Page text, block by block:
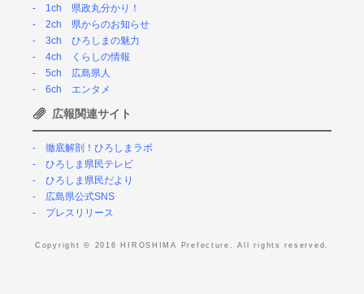
1ch 県政丸分かり！
2ch 県からのお知らせ
3ch ひろしまの魅力
4ch くらしの情報
5ch 広島県人
6ch エンタメ
広報関連サイト
徹底解剖！ひろしまラボ
ひろしま県民テレビ
ひろしま県民だより
広島県公式SNS
プレスリリース
Copyright © 2016 HIROSHIMA Prefecture. All rights reserved.